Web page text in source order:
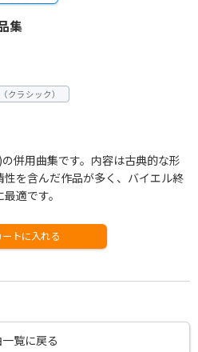
集
クラシック）
併用曲集です。内容は古典的な形
を含んだ作品が多く、バイエル終
適です。
ートに入れる
覧に戻る